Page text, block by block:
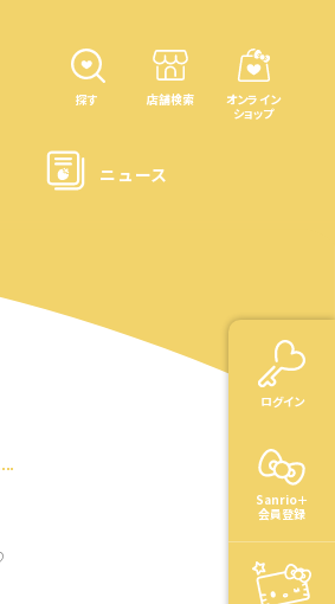
ログイン
Sanrio＋
会員登録
探す 店舗検索
オンライン
ショップ
ニュース